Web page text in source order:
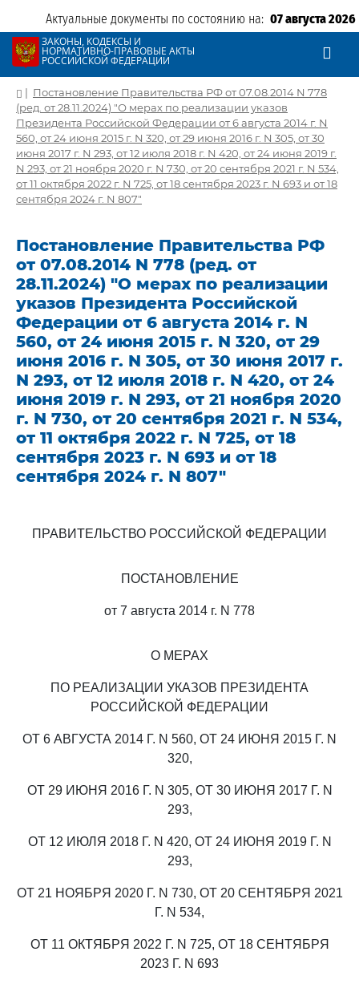
Актуальные документы по состоянию на: 07 августа 2026
ЗАКОНЫ, КОДЕКСЫ И
НОРМАТИВНО-ПРАВОВЫЕ АКТЫ
РОССИЙСКОЙ ФЕДЕРАЦИИ
| Постановление Правительства РФ от 07.08.2014 N 778
(ред. от 28.11.2024) "О мерах по реализации указов
Президента Российской Федерации от 6 августа 2014 г. N
560, от 24 июня 2015 г. N 320, от 29 июня 2016 г. N 305, от 30
июня 2017 г. N 293, от 12 июля 2018 г. N 420, от 24 июня 2019 г.
N 293, от 21 ноября 2020 г. N 730, от 20 сентября 2021 г. N 534,
от 11 октября 2022 г. N 725, от 18 сентября 2023 г. N 693 и от 18
сентября 2024 г. N 807"
Постановление Правительства РФ
от 07.08.2014 N 778 (ред. от
28.11.2024) "О мерах по реализации
указов Президента Российской
Федерации от 6 августа 2014 г. N
560, от 24 июня 2015 г. N 320, от 29
июня 2016 г. N 305, от 30 июня 2017 г.
N 293, от 12 июля 2018 г. N 420, от 24
июня 2019 г. N 293, от 21 ноября 2020
г. N 730, от 20 сентября 2021 г. N 534,
от 11 октября 2022 г. N 725, от 18
сентября 2023 г. N 693 и от 18
сентября 2024 г. N 807"
ПРАВИТЕЛЬСТВО РОССИЙСКОЙ ФЕДЕРАЦИИ
ПОСТАНОВЛЕНИЕ
от 7 августа 2014 г. N 778
О МЕРАХ
ПО РЕАЛИЗАЦИИ УКАЗОВ ПРЕЗИДЕНТА
РОССИЙСКОЙ ФЕДЕРАЦИИ
ОТ 6 АВГУСТА 2014 Г. N 560, ОТ 24 ИЮНЯ 2015 Г. N
320,
ОТ 29 ИЮНЯ 2016 Г. N 305, ОТ 30 ИЮНЯ 2017 Г. N
293,
ОТ 12 ИЮЛЯ 2018 Г. N 420, ОТ 24 ИЮНЯ 2019 Г. N
293,
ОТ 21 НОЯБРЯ 2020 Г. N 730, ОТ 20 СЕНТЯБРЯ 2021
Г. N 534,
ОТ 11 ОКТЯБРЯ 2022 Г. N 725, ОТ 18 СЕНТЯБРЯ
2023 Г. N 693